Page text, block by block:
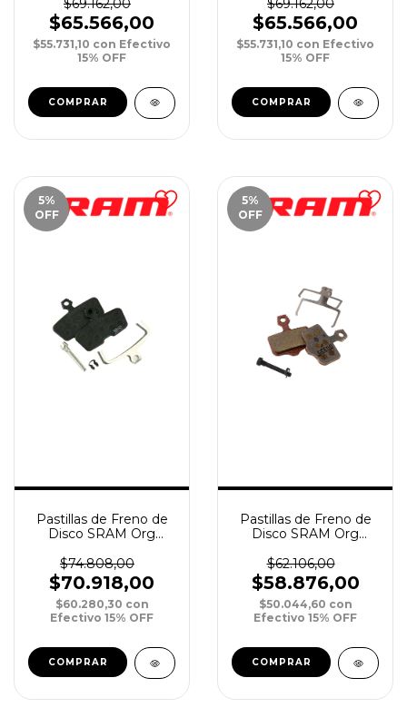
Pist xPar
$69.162,00
$65.566,00
$55.731,10 con Efectivo
15% OFF
Pist xPar
$69.162,00
$65.566,00
$55.731,10 con Efectivo
15% OFF
5%
OFF
Pastillas de Freno de
Disco SRAM Org
11+/Guide RE/G2
RE/DB8 xPar
$74.808,00
$70.918,00
$60.280,30 con
Efectivo 15% OFF
5%
OFF
Pastillas de Freno de
Disco SRAM Org
Road/DB/Level 2020+
xPar
$62.106,00
$58.876,00
$50.044,60 con
Efectivo 15% OFF